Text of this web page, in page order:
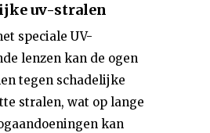
uv-stralen
speciale UV-
lenzen kan de ogen
tegen schadelijke
stralen, wat op lange
kan